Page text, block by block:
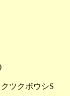
ツクボウシS